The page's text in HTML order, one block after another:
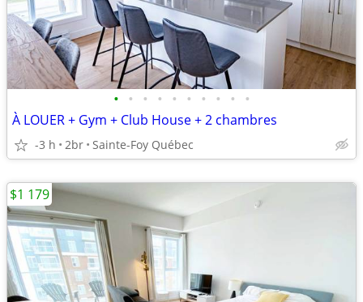
• • • • • • • • • •
À LOUER + Gym + Club House + 2 chambres
-3 h 2br Sainte-Foy Québec
$1 179